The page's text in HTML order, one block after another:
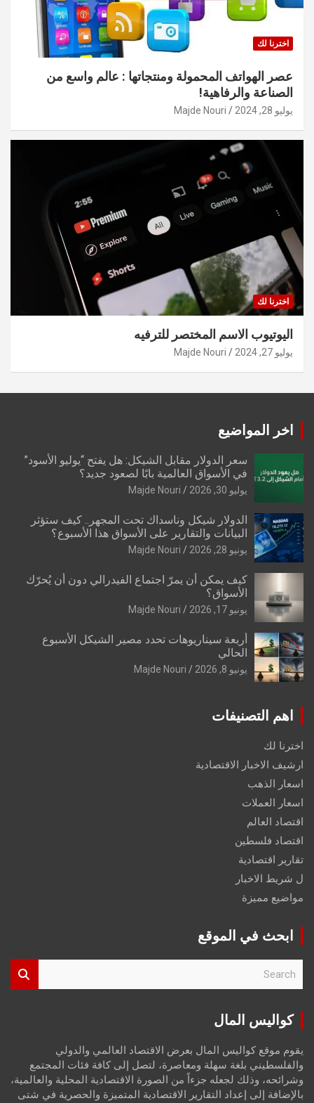
اخترنا لك
عصر الهواتف المحمولة ومنتجاتها : عالم واسع من
الصناعة والرفاهية!
يوليو 28, 2024 Majde Nouri
اخترنا لك
اليوتيوب الاسم المختصر للترفيه
يوليو 27, 2024 Majde Nouri
اخر المواضيع
سعر الدولار مقابل الشيكل: هل يفتح “يوليو الأسود”
في الأسواق العالمية بابًا لصعود جديد؟
يوليو 30, 2026 Majde Nouri
الدولار شيكل وناسداك تحت المجهر.. كيف ستؤثر
البيانات والتقارير على الأسواق هذا الأسبوع؟
يونيو 28, 2026 Majde Nouri
كيف يمكن أن يمرّ اجتماع الفيدرالي دون أن يُحرّك
الأسواق؟
يونيو 17, 2026 Majde Nouri
أربعة سيناريوهات تحدد مصير الشيكل الأسبوع
الحالي
يونيو 8, 2026 Majde Nouri
اهم التصنيفات
اخترنا لك
ارشيف الاخبار الاقتصادية
اسعار الذهب
اسعار العملات
اقتصاد العالم
اقتصاد فلسطين
تقارير اقتصادية
ل شريط الاخبار
مواضيع مميزة
ابحث في الموقع
r
كواليس المال
يقوم موقع كواليس المال بعرض الاقتصاد العالمي والدولي
والفلسطيني بلغة سهلة ومعاصرة، لتصل إلى كافة فئات المجتمع
وشرائحه، وذلك لجعله جزءاً من الصورة الاقتصادية المحلية والعالمية،
بالإضافة إلى إعداد التقارير الاقتصادية المتميزة والحصرية في شتى